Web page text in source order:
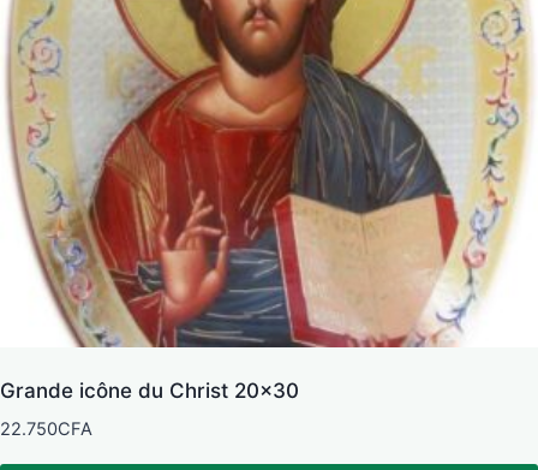
Grande icône du Christ 20×30
22.750CFA